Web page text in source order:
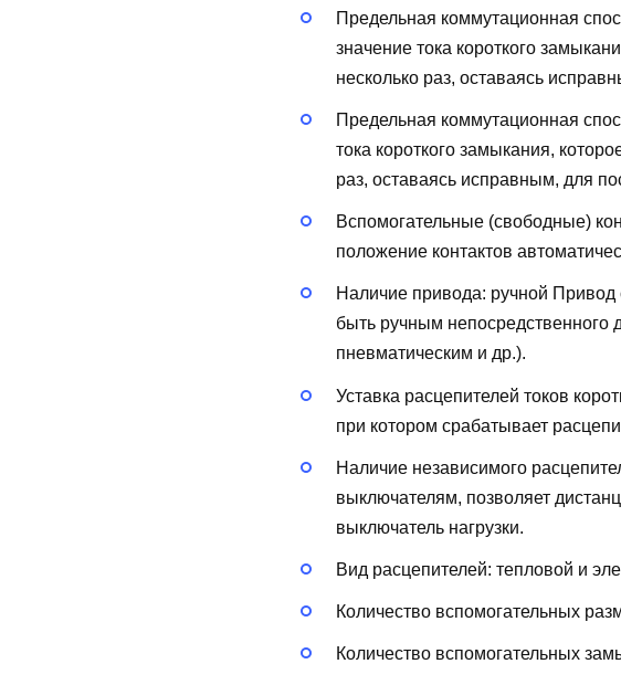
Предельная коммутационная
значение тока короткого
несколько раз, оставаясь
Предельная коммутационная
тока короткого замыкания,
раз, оставаясь исправным, для
Вспомогательные (свободные)
положение контактов
Наличие привода: ручной Привод
быть ручным непосредственного
пневматическим и др.).
Уставка расцепителей токов
при котором срабатывает
Наличие независимого
выключателям, позволяет
выключатель нагрузки.
Вид расцепителей: тепловой и
Количество вспомогательных
Количество вспомогательных